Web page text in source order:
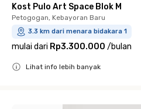
Kost Pulo Art Space Blok M
Petogogan, Kebayoran Baru
3.3 km dari menara bidakara 1
mulai dari Rp3.300.000 /bulan
Lihat info lebih banyak